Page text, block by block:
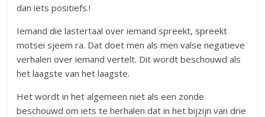
dan iets positiefs.!
Iemand die lastertaal over iemand spreekt, spreekt
motsei sjeem ra. Dat doet men als men valse negatieve
verhalen over iemand vertelt. Dit wordt beschouwd als
het laagste van het laagste.
Het wordt in het algemeen niet als een zonde
beschouwd om iets te herhalen dat in het bijzijn van drie